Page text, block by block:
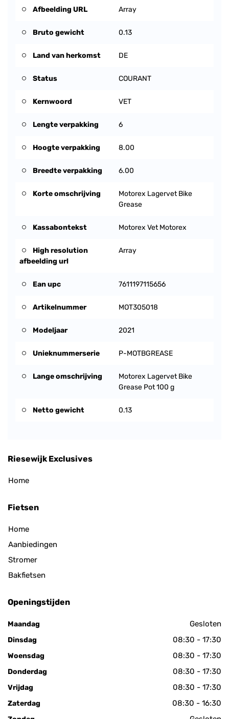
Afbeelding URL Array
Bruto gewicht 0.13
Land van herkomst DE
Status COURANT
Kernwoord VET
Lengte verpakking 6
Hoogte verpakking 8.00
Breedte verpakking 6.00
Korte omschrijving
Motorex Lagervet Bike
Grease
Kassabontekst Motorex Vet Motorex
High resolution
afbeelding url
Array
Ean upc 7611197115656
Artikelnummer MOT305018
Modeljaar 2021
Unieknummerserie P-MOTBGREASE
Lange omschrijving
Motorex Lagervet Bike
Grease Pot 100 g
Netto gewicht 0.13
Riesewijk Exclusives
Home
Fietsen
Home
Aanbiedingen
Stromer
Bakfietsen
Openingstijden
Maandag Gesloten
Dinsdag 08:30 - 17:30
Woensdag 08:30 - 17:30
Donderdag 08:30 - 17:30
Vrijdag 08:30 - 17:30
Zaterdag 08:30 - 16:30